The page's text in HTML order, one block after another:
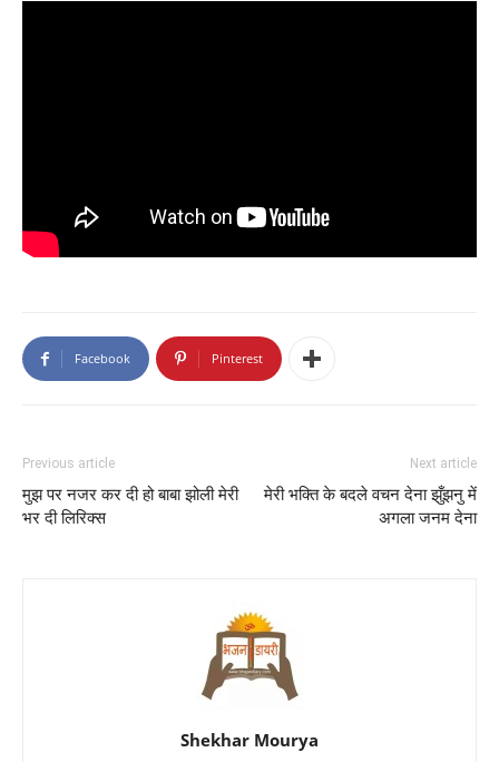
Facebook Pinterest
Previous article
मुझ पर नजर कर दी हो बाबा झोली मेरी
भर दी लिरिक्स
Next article
मेरी भक्ति के बदले वचन देना झुँझनु में
अगला जनम देना
Shekhar Mourya